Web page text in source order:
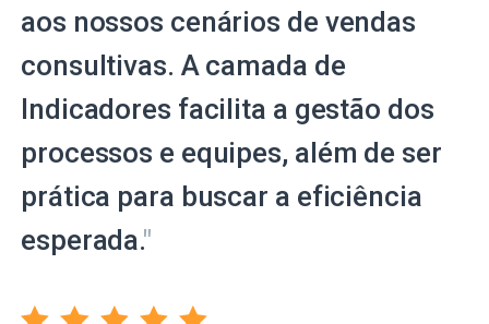
aos nossos cenários de vendas
consultivas. A camada de
Indicadores facilita a gestão dos
processos e equipes, além de ser
prática para buscar a eficiência
esperada."